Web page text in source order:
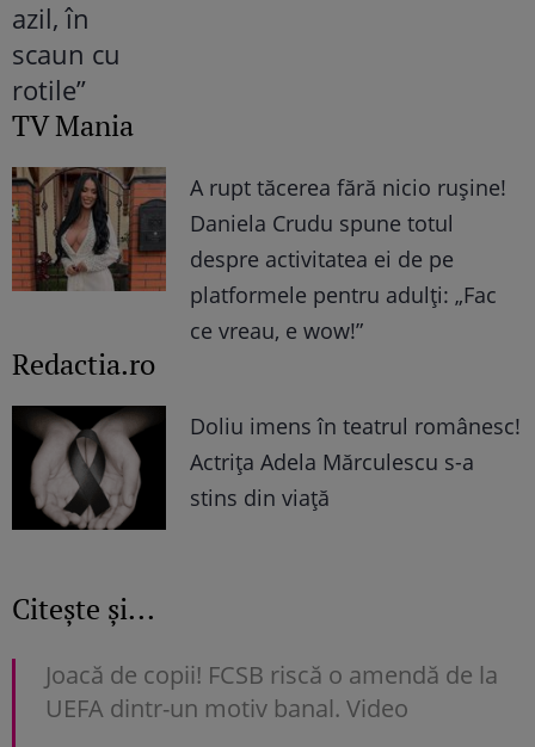
TV Mania
A rupt tăcerea fără nicio rușine!
Daniela Crudu spune totul
despre activitatea ei de pe
platformele pentru adulți: „Fac
ce vreau, e wow!”
Redactia.ro
Doliu imens în teatrul românesc!
Actrița Adela Mărculescu s-a
stins din viață
Citește și...
Joacă de copii! FCSB riscă o amendă de la
UEFA dintr-un motiv banal. Video